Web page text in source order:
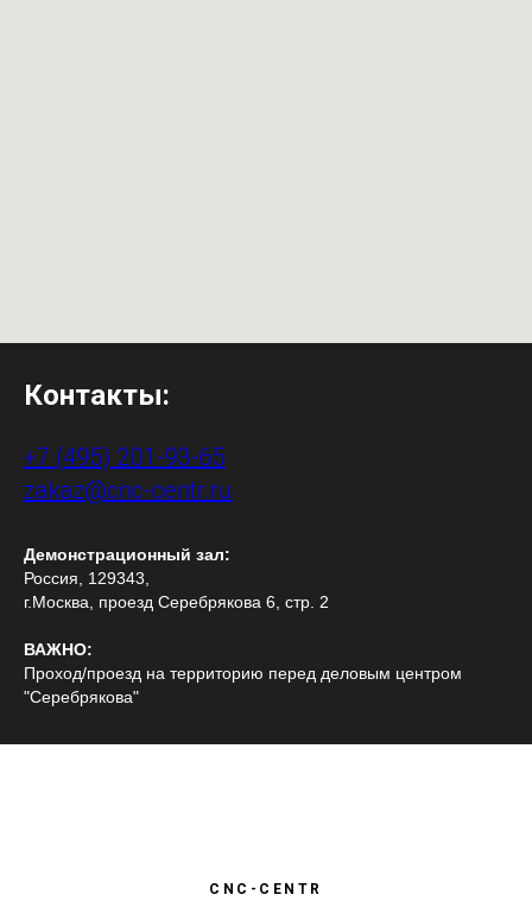
Контакты:
+7 (495) 201-93-65
zakaz@cnc-centr.ru
Демонстрационный зал:
Россия, 129343,
г.Москва, проезд Серебрякова 6, стр. 2
ВАЖНО:
Проход/проезд на территорию перед деловым центром
"Серебрякова"
CNC-CENTR